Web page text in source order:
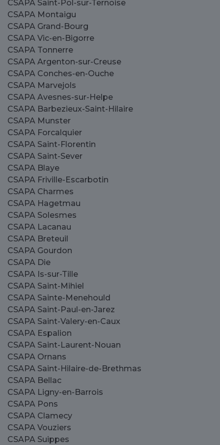
CSAPA Saint-Pol-sur-Ternoise
CSAPA Montaigu
CSAPA Grand-Bourg
CSAPA Vic-en-Bigorre
CSAPA Tonnerre
CSAPA Argenton-sur-Creuse
CSAPA Conches-en-Ouche
CSAPA Marvejols
CSAPA Avesnes-sur-Helpe
CSAPA Barbezieux-Saint-Hilaire
CSAPA Munster
CSAPA Forcalquier
CSAPA Saint-Florentin
CSAPA Saint-Sever
CSAPA Blaye
CSAPA Friville-Escarbotin
CSAPA Charmes
CSAPA Hagetmau
CSAPA Solesmes
CSAPA Lacanau
CSAPA Breteuil
CSAPA Gourdon
CSAPA Die
CSAPA Is-sur-Tille
CSAPA Saint-Mihiel
CSAPA Sainte-Menehould
CSAPA Saint-Paul-en-Jarez
CSAPA Saint-Valery-en-Caux
CSAPA Espalion
CSAPA Saint-Laurent-Nouan
CSAPA Ornans
CSAPA Saint-Hilaire-de-Brethmas
CSAPA Bellac
CSAPA Ligny-en-Barrois
CSAPA Pons
CSAPA Clamecy
CSAPA Vouziers
CSAPA Suippes